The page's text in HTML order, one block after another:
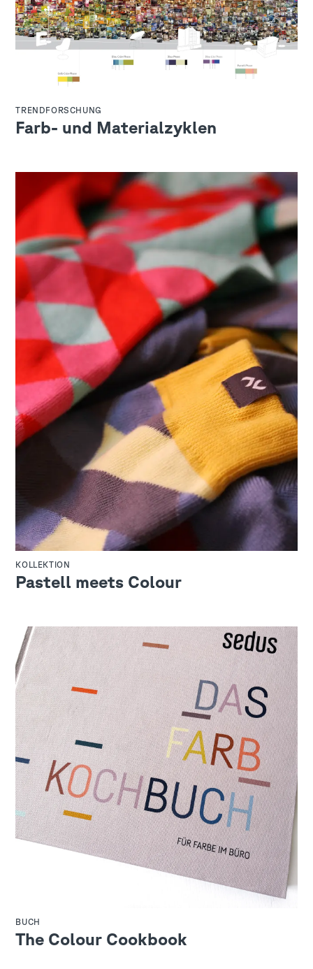
TRENDFORSCHUNG
Farb- und Materialzyklen
KOLLEKTION
Pastell meets Colour
BUCH
The Colour Cookbook